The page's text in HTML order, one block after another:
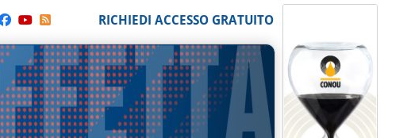
RICHIEDI ACCESSO GRATUITO